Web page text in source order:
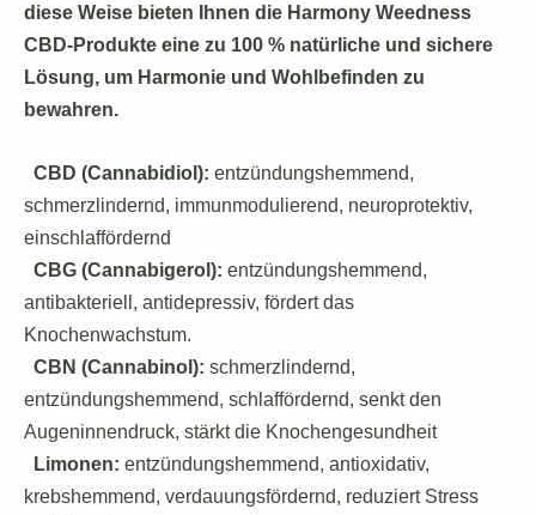
diese Weise bieten Ihnen die Harmony Weedness
CBD-Produkte eine zu 100 % natürliche und sichere
Lösung, um Harmonie und Wohlbefinden zu
bewahren.
CBD (Cannabidiol): entzündungshemmend,
schmerzlindernd, immunmodulierend, neuroprotektiv,
einschlaffördernd
CBG (Cannabigerol): entzündungshemmend,
antibakteriell, antidepressiv, fördert das
Knochenwachstum.
CBN (Cannabinol): schmerzlindernd,
entzündungshemmend, schlaffördernd, senkt den
Augeninnendruck, stärkt die Knochengesundheit
Limonen: entzündungshemmend, antioxidativ,
krebshemmend, verdauungsfördernd, reduziert Stress